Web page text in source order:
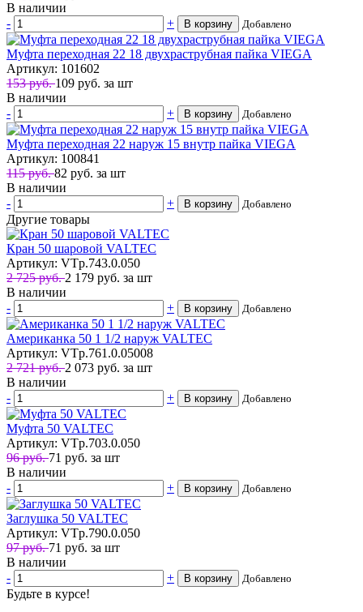
В наличии
-
+ В корзину Добавлено
Муфта переходная 22 18 двухраструбная пайка VIEGA
Артикул: 101602
153 руб.109 руб. за шт
В наличии
-
+ В корзину Добавлено
Муфта переходная 22 наруж 15 внутр пайка VIEGA
Артикул: 100841
115 руб.82 руб. за шт
В наличии
-
+ В корзину Добавлено
Другие товары
Кран 50 шаровой VALTEC
Артикул: VTp.743.0.050
2 725 руб.2 179 руб. за шт
В наличии
-
+ В корзину Добавлено
Американка 50 1 1/2 наруж VALTEC
Артикул: VTp.761.0.05008
2 721 руб.2 073 руб. за шт
В наличии
-
+ В корзину Добавлено
Муфта 50 VALTEC
Артикул: VTp.703.0.050
96 руб.71 руб. за шт
В наличии
-
+ В корзину Добавлено
Заглушка 50 VALTEC
Артикул: VTp.790.0.050
97 руб.71 руб. за шт
В наличии
-
+ В корзину Добавлено
Будьте в курсе!